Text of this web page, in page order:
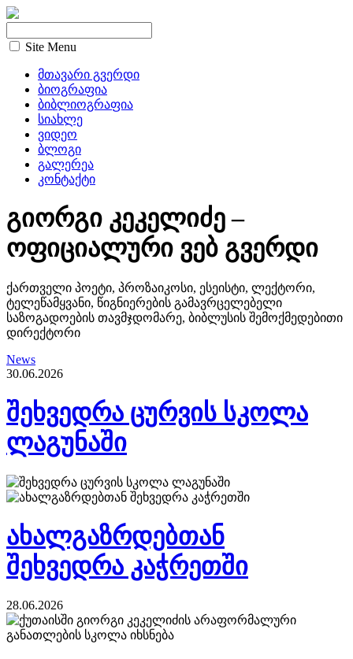
Site Menu
მთავარი გვერდი
ბიოგრაფია
ბიბლიოგრაფია
სიახლე
ვიდეო
ბლოგი
გალერეა
კონტაქტი
გიორგი კეკელიძე –
ოფიციალური ვებ გვერდი
ქართველი პოეტი, პროზაიკოსი, ესეისტი, ლექტორი,
ტელეწამყვანი, წიგნიერების გამავრცელებელი
საზოგადოების თავმჯდომარე, ბიბლუსის შემოქმედებითი
დირექტორი
News
30.06.2026
შეხვედრა ცურვის სკოლა
ლაგუნაში
ახალგაზრდებთან
შეხვედრა კაჭრეთში
28.06.2026